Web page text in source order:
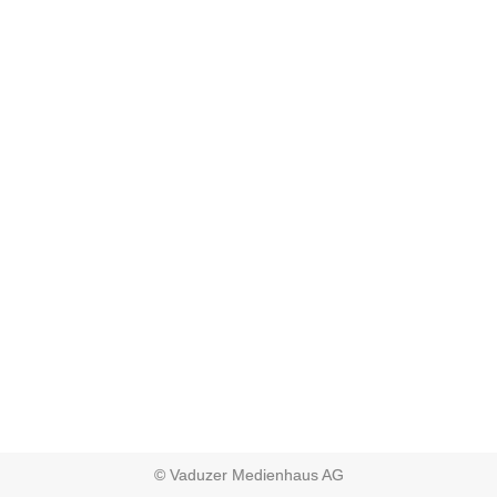
© Vaduzer Medienhaus AG